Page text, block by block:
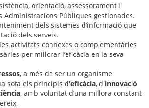
orientació, assessorament i
Administracions Públiques gestionades.
dels sistemes d’informació que
dels serveis.
activitats connexes o complementàries
per millorar l’eficàcia en la seva
, a més de ser un organisme
sota els principis d'eficàcia, d'innovació
, amb voluntat d’una millora constant